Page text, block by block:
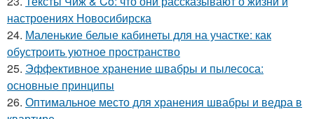
настроениях Новосибирска
24. Маленькие белые кабинеты для на участке: как
обустроить уютное пространство
25. Эффективное хранение швабры и пылесоса:
основные принципы
26. Оптимальное место для хранения швабры и ведра в